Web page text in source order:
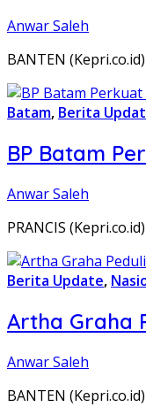
Anwar Saleh
BANTEN
Batam, Berita
BP Batam
Anwar Saleh
PRANCIS
Berita Update,
Artha Graha
Anwar Saleh
BANTEN